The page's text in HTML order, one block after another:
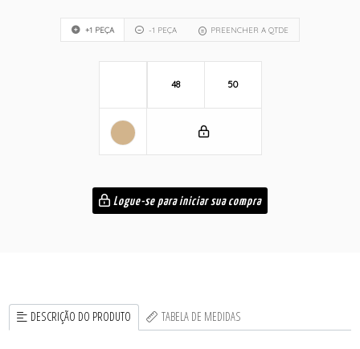
+1 PEÇA -1 PEÇA PREENCHER A QTDE
48 50
Logue-se para iniciar sua compra
DESCRIÇÃO DO PRODUTO TABELA DE MEDIDAS